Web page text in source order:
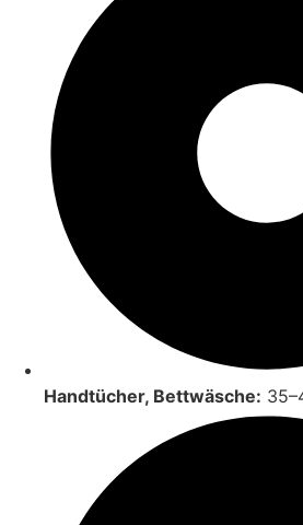
Handtücher, Bettwäsche: